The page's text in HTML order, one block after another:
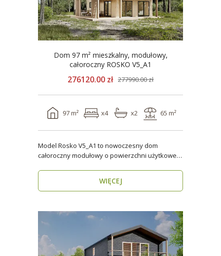
Dom 97 m² mieszkalny, modułowy,
całoroczny ROSKO V5_A1
276120.00 zł 277990.00 zł
97 m² x4 x2 65 m²
Model Rosko V5_A1 to nowoczesny dom
całoroczny modułowy o powierzchni użytkowej
WIĘCEJ